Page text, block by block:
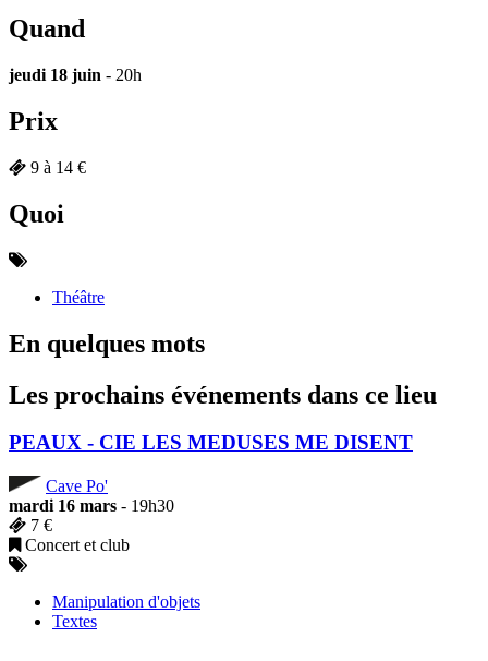
Quand
jeudi 18 juin - 20h
Prix
9 à 14 €
Quoi
Théâtre
En quelques mots
Les prochains événements dans ce lieu
PEAUX - CIE LES MEDUSES ME DISENT
Cave Po'
mardi 16 mars - 19h30
7 €
Concert et club
Manipulation d'objets
Textes